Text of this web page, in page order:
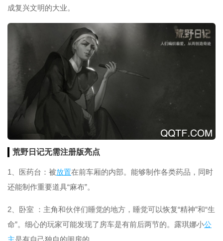
成复兴文明的大业。
荒野日记无需注册版亮点
1、医药台：被放置在前车厢的内部。能够制作各类药品，同时
还能制作重要道具“麻布”。
2、卧室 ：主角和伙伴们睡觉的地方，睡觉可以恢复“精神”和“生
命”。细心的玩家可能发现了房车是有前后两节的。露琪娜小公
主是有自己独自的闺房的。